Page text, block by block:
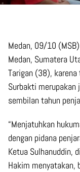
Medan, 09/10
Medan, Sumatera
Tarigan (38),
Surbakti merupakan
sembilan tahun
“Menjatuhkan
dengan pidana
Ketua Sulhanuddin,
Hakim menyatakan,